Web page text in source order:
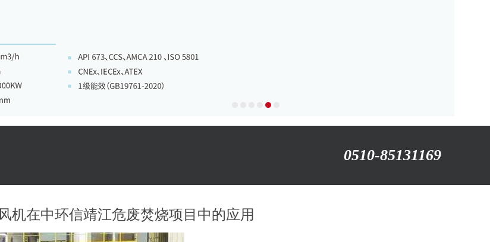
0510-85131169
机在中环信靖江危废焚烧项目中的应用